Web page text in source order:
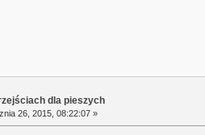
dla pieszych
26, 2015, 08:22:07 »